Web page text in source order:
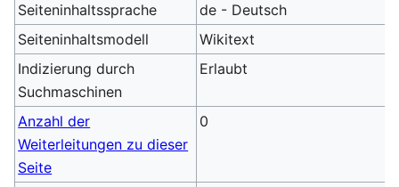
Seiteninhaltssprache
de - Deutsch
Seiteninhaltsmodell
Wikitext
Indizierung durch
Suchmaschinen
Erlaubt
Anzahl der
Weiterleitungen zu dieser
Seite
0